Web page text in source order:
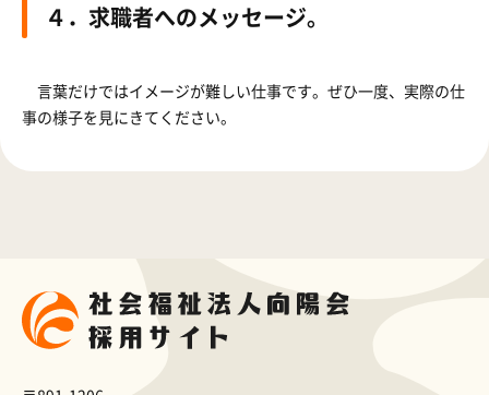
４．求職者へのメッセージ。
言葉だけではイメージが難しい仕事です。ぜひ一度、実際の仕
事の様子を見にきてください。